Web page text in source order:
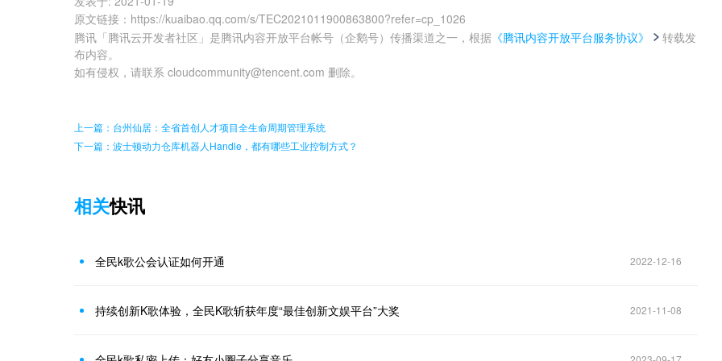
原文链接 ： https://kuaibao.qq.com/s/TEC2021011900863800?refer=cp_1026
腾讯「腾讯云开发者社区」是腾讯内容开放平台帐号（企鹅号）传播渠道之一，根据 《腾讯内容开放平台服务协议》
转载发
布内容。
如有侵权，请联系 cloudcommunity@tencent.com 删除。
上一篇：台州仙居：全省首创人才项目全生命周期管理系统
下一篇：波士顿动力仓库机器人Handle，都有哪些工业控制方式？
相关快讯
全民k歌公会认证如何开通 2022-12-16
持续创新K歌体验，全民K歌斩获年度“最佳创新文娱平台”大奖 2021-11-08